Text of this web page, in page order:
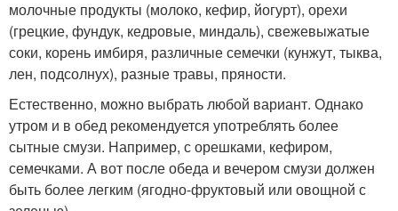
молочные продукты (молоко, кефир, йогурт), орехи
(грецкие, фундук, кедровые, миндаль), свежевыжатые
соки, корень имбиря, различные семечки (кунжут, тыква,
лен, подсолнух), разные травы, пряности.
Естественно, можно выбрать любой вариант. Однако
утром и в обед рекомендуется употреблять более
сытные смузи. Например, с орешками, кефиром,
семечками. А вот после обеда и вечером смузи должен
быть более легким (ягодно-фруктовый или овощной с